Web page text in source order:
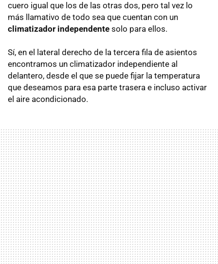
cuero igual que los de las otras dos, pero tal vez lo
más llamativo de todo sea que cuentan con un
climatizador independente solo para ellos.
Sí, en el lateral derecho de la tercera fila de asientos
encontramos un climatizador independiente al
delantero, desde el que se puede fijar la temperatura
que deseamos para esa parte trasera e incluso activar
el aire acondicionado.